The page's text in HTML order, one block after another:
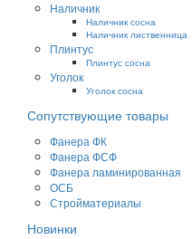
Наличник
Наличник сосна
Наличник лиственница
Плинтус
Плинтус сосна
Уголок
Уголок сосна
Сопутствующие товары
Фанера ФК
Фанера ФСФ
Фанера ламинированная
ОСБ
Стройматериалы
Новинки